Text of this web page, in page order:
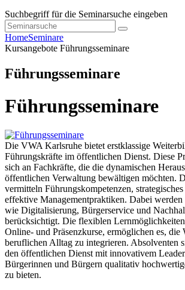
Suchbegriff für die Seminarsuche eingeben
HomeSeminare
Kursangebote Führungsseminare
Führungsseminare
Führungsseminare
Die VWA Karlsruhe bietet erstklassige
Führungskräfte im öffentlichen Dienst. Diese
sich an Fachkräfte, die die dynamischen
öffentlichen Verwaltung bewältigen möchten.
vermitteln Führungskompetenzen,
effektive Managementpraktiken. Dabei werden
wie Digitalisierung, Bürgerservice und
berücksichtigt. Die flexiblen
Online- und Präsenzkurse, ermöglichen es, die
beruflichen Alltag zu integrieren. Absolventen
den öffentlichen Dienst mit innovativem
Bürgerinnen und Bürgern qualitativ
zu bieten.